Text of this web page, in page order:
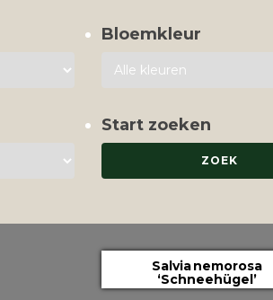
Bloemkleur
Start zoeken
Salvia nemorosa
‘Schneehügel’